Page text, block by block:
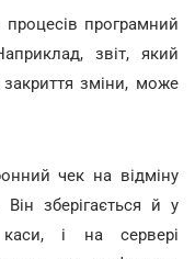
процесів програмний
звіт, який
закриття зміни, може
чек на відміну
зберігається й у
і на сервері